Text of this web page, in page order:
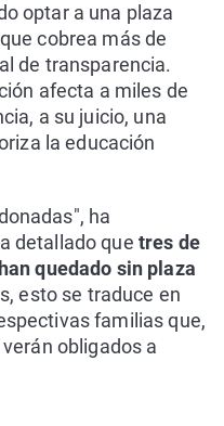
optar a una plaza
cobrea más de
de transparencia.
afecta a miles de
a su juicio, una
la educación
ha
detallado que tres de
quedado sin plaza
esto se traduce en
familias que,
obligados a